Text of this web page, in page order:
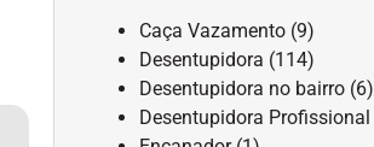
Caça Vazamento (9)
Desentupidora (114)
Desentupidora no bairro (6)
Desentupidora Profissional